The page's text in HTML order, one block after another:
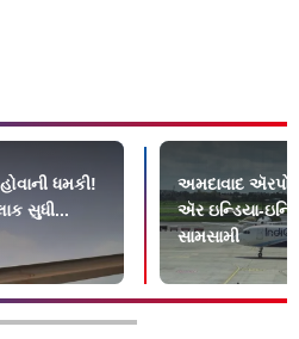
ધમકી!
સુધી...
અમદાવાદ
ઍર ઇન્ડિયા-
સામસામી